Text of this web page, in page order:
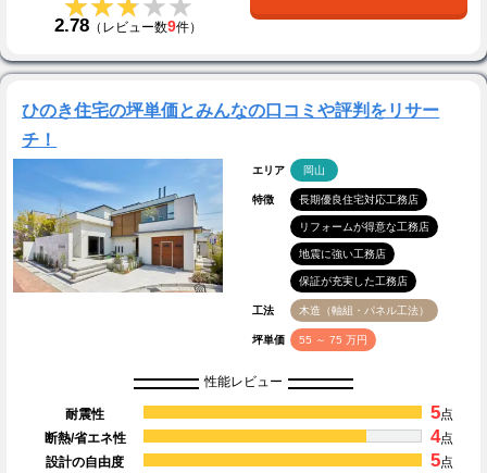
2.78 （レビュー数9件）
ひのき住宅の坪単価とみんなの口コミや評判をリサー
チ！
エリア 岡山
特徴 長期優良住宅対応工務店
リフォームが得意な工務店
地震に強い工務店
保証が充実した工務店
工法 木造（軸組・パネル工法）
坪単価 55 ～ 75 万円
性能レビュー
耐震性 5点
断熱/省エネ性
4点
設計の自由度
5点